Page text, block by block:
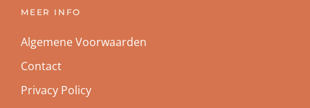
MEER INFO
Algemene Voorwaarden
Contact
Privacy Policy